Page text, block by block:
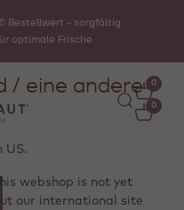
Bestellwert - sorgfältig
optimale Frische
0
0
/ eine andere
US.
webshop is not yet
our international site